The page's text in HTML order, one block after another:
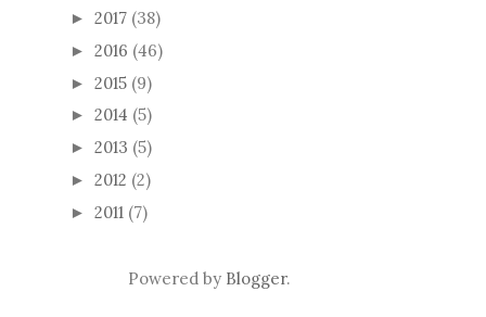
► 2017 (38)
► 2016 (46)
► 2015 (9)
► 2014 (5)
► 2013 (5)
► 2012 (2)
► 2011 (7)
Powered by Blogger.